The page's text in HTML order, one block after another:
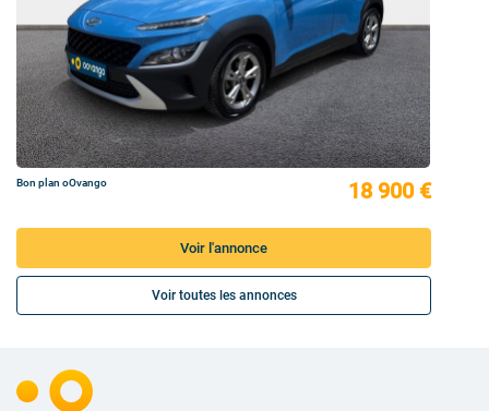
Bon plan oOvango 18 900 €
Voir l'annonce
Voir toutes les annonces